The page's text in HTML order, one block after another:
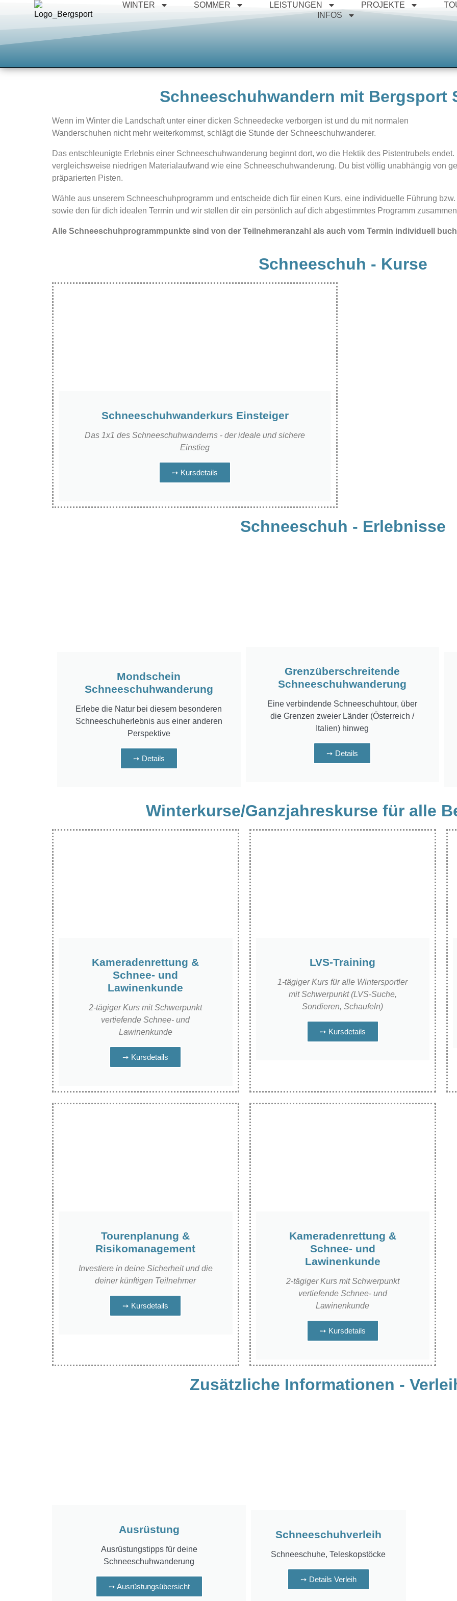
WINTER SOMMER LEISTUNGEN PROJEKTE
INFOS
Schneeschuhwandern mit Bergsport
Wenn im Winter die Landschaft unter einer dicken Schneedecke verborgen ist und du mit normalen
Wanderschuhen nicht mehr weiterkommst, schlägt die Stunde der Schneeschuhwanderer.
Das entschleunigte Erlebnis einer Schneeschuhwanderung beginnt dort, wo die Hektik des Pistentrubels
vergleichsweise niedrigen Materialaufwand wie eine Schneeschuhwanderung. Du bist völlig unabhängig von
präparierten Pisten.
Wähle aus unserem Schneeschuhprogramm und entscheide dich für einen Kurs, eine individuelle Führung
sowie den für dich idealen Termin und wir stellen dir ein persönlich auf dich abgestimmtes Programm
Alle Schneeschuhprogrammpunkte sind von der Teilnehmeranzahl als auch vom Termin individuell
Schneeschuh - Kurse
Schneeschuhwanderkurs Einsteiger
Das 1x1 des Schneeschuhwanderns - der ideale und sichere
Einstieg
➙ Kursdetails
Schneeschuh - Erlebnisse
Mondschein
Schneeschuhwanderung
Erlebe die Natur bei diesem besonderen
Schneeschuherlebnis aus einer anderen
Perspektive
➙ Details
Grenzüberschreitende
Schneeschuhwanderung
Eine verbindende Schneeschuhtour, über
die Grenzen zweier Länder (Österreich /
Italien) hinweg
➙ Details
Winterkurse/Ganzjahreskurse für alle
Kameradenrettung &
Schnee- und
Lawinenkunde
2-tägiger Kurs mit Schwerpunkt
vertiefende Schnee- und
Lawinenkunde
➙ Kursdetails
LVS-Training
1-tägiger Kurs für alle Wintersportler
mit Schwerpunkt (LVS-Suche,
Sondieren, Schaufeln)
➙ Kursdetails
Tourenplanung &
Risikomanagement
Investiere in deine Sicherheit und die
deiner künftigen Teilnehmer
➙ Kursdetails
Kameradenrettung &
Schnee- und
Lawinenkunde
2-tägiger Kurs mit Schwerpunkt
vertiefende Schnee- und
Lawinenkunde
➙ Kursdetails
Zusätzliche Informationen -
Ausrüstung
Ausrüstungstipps für deine
Schneeschuhwanderung
➙ Ausrüstungsübersicht
Schneeschuhverleih
Schneeschuhe, Teleskopstöcke
➙ Details Verleih